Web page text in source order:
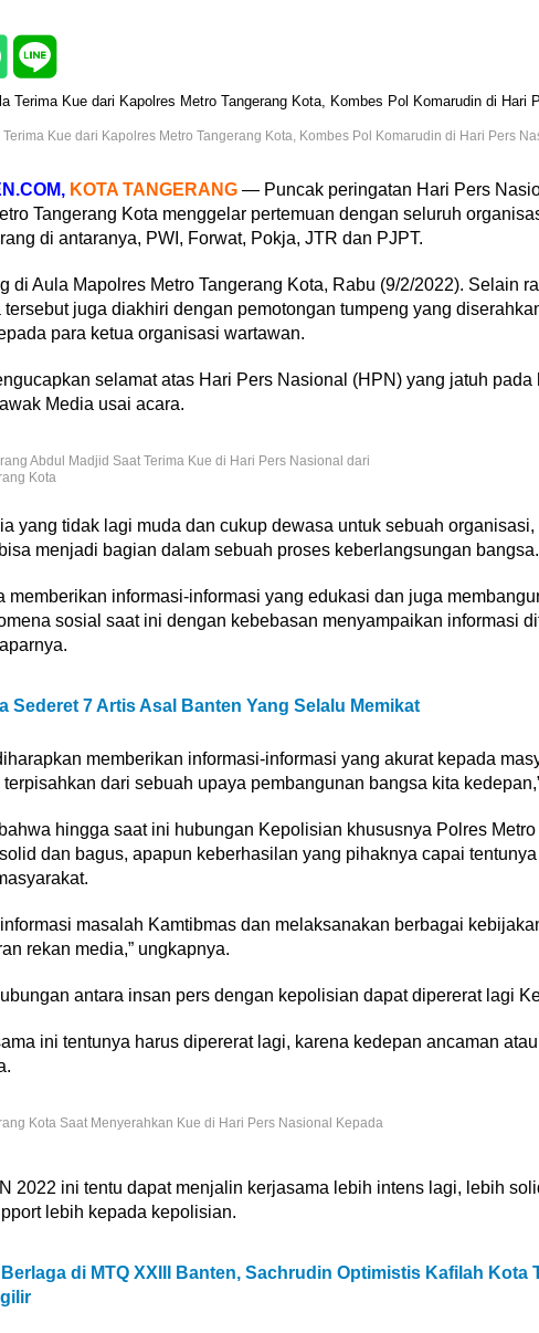
Terima Kue dari Kapolres Metro Tangerang Kota, Kombes Pol Komarudin di Hari Pers
KOTA TANGERANG— Puncak peringatan Hari Pers
Tangerang Kota menggelar pertemuan dengan seluruh
di antaranya, PWI, Forwat, Pokja, JTR dan PJPT.
di Aula Mapolres Metro Tangerang Kota, Rabu (9/2/2022). Selain
tersebut juga diakhiri dengan pemotongan tumpeng yang
para ketua organisasi wartawan.
selamat atas Hari Pers Nasional (HPN) yang jatuh pada
Media usai acara.
Abdul Madjid Saat Terima Kue di Hari Pers Nasional dari
Kota
yang tidak lagi muda dan cukup dewasa untuk sebuah
menjadi bagian dalam sebuah proses keberlangsungan bangsa.
memberikan informasi-informasi yang edukasi dan juga
sosial saat ini dengan kebebasan menyampaikan informasi
Sederet 7 Artis Asal Banten Yang Selalu Memikat
memberikan informasi-informasi yang akurat kepada
dari sebuah upaya pembangunan bangsa kita
hingga saat ini hubungan Kepolisian khususnya Polres Metro
dan bagus, apapun keberhasilan yang pihaknya capai
masalah Kamtibmas dan melaksanakan berbagai
rekan media,” ungkapnya.
antara insan pers dengan kepolisian dapat dipererat lagi
ini tentunya harus dipererat lagi, karena kedepan ancaman
Kota Saat Menyerahkan Kue di Hari Pers Nasional Kepada
2022 ini tentu dapat menjalin kerjasama lebih intens lagi, lebih
lebih kepada kepolisian.
di MTQ XXIII Banten, Sachrudin Optimistis Kafilah Kota